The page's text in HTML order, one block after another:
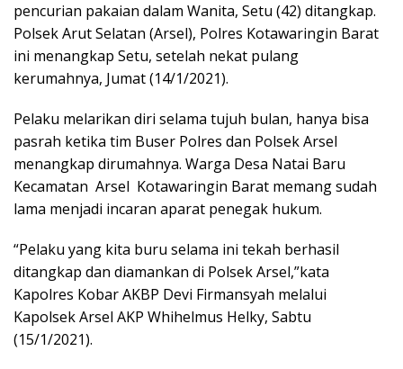
pencurian pakaian dalam Wanita, Setu (42) ditangkap.
Polsek Arut Selatan (Arsel), Polres Kotawaringin Barat
ini menangkap Setu, setelah nekat pulang
kerumahnya, Jumat (14/1/2021).
Pelaku melarikan diri selama tujuh bulan, hanya bisa
pasrah ketika tim Buser Polres dan Polsek Arsel
menangkap dirumahnya. Warga Desa Natai Baru
Kecamatan Arsel Kotawaringin Barat memang sudah
lama menjadi incaran aparat penegak hukum.
“Pelaku yang kita buru selama ini tekah berhasil
ditangkap dan diamankan di Polsek Arsel,”kata
Kapolres Kobar AKBP Devi Firmansyah melalui
Kapolsek Arsel AKP Whihelmus Helky, Sabtu
(15/1/2021).